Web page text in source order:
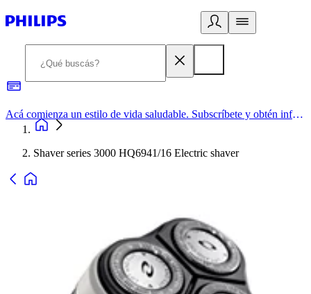
Acá comienza un estilo de vida saludable. Subscríbete y obtén información de primera mano
Shaver series 3000 HQ6941/16 Electric shaver